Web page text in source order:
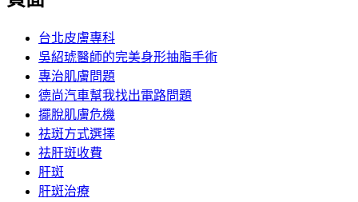
台北皮膚專科
吳紹琥醫師的完美身形抽脂手術
專治肌膚問題
德尚汽車幫我找出電路問題
擺脫肌膚危機
祛斑方式選擇
祛肝斑收費
肝斑
肝斑治療